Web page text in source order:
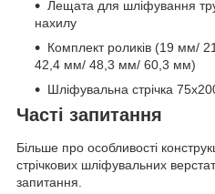
Лещата для шліфування
нахилу
Комплект роликів (19 мм/
42,4 мм/ 48,3 мм/ 60,3 мм)
Шліфувальна стрічка
Часті запитання
Більше про особливості
стрічкових шліфувальних
запитання.